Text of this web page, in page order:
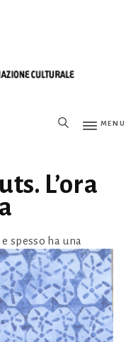
MENU
L’ora
spesso ha una